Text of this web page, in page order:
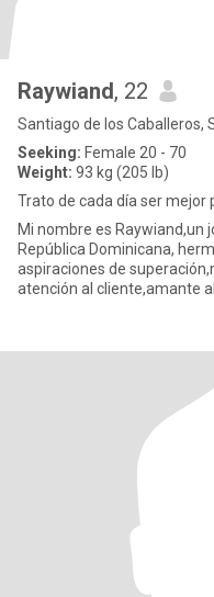
Raywiand, 22
Santiago de los Caballeros,
Seeking: Female 20 - 70
Weight: 93 kg (205 lb)
Trato de cada día ser mejor
Mi nombre es Raywiand,un
República Dominicana,
aspiraciones de
atención al cliente,amante